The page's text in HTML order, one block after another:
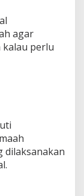
agar
perlu
dilaksanakan